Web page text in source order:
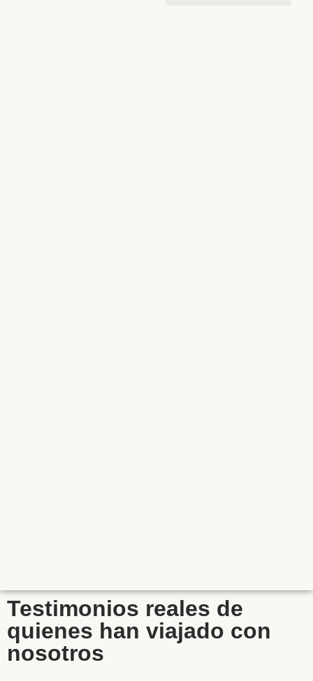
Testimonios reales de
quienes han viajado con
nosotros